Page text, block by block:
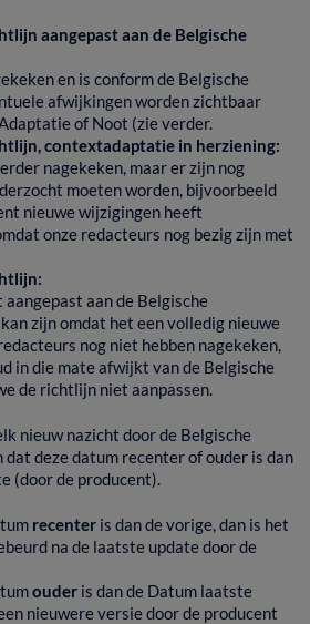
aangepast aan de Belgische
en is conform de Belgische
afwijkingen worden zichtbaar
of Noot (zie verder.
contextadaptatie in herziening:
nagekeken, maar er zijn nog
moeten worden, bijvoorbeeld
nieuwe wijzigingen heeft
onze redacteurs nog bezig zijn met
aan de Belgische
zijn omdat het een volledig nieuwe
nog niet hebben nagekeken,
in die mate afwijkt van de Belgische
de richtlijn niet aanpassen.
nieuw nazicht door de Belgische
deze datum recenter of ouder is dan
(door de producent).
recenter is dan de vorige, dan is het
na de laatste update door de
ouder is dan de Datum laatste
nieuwere versie door de producent